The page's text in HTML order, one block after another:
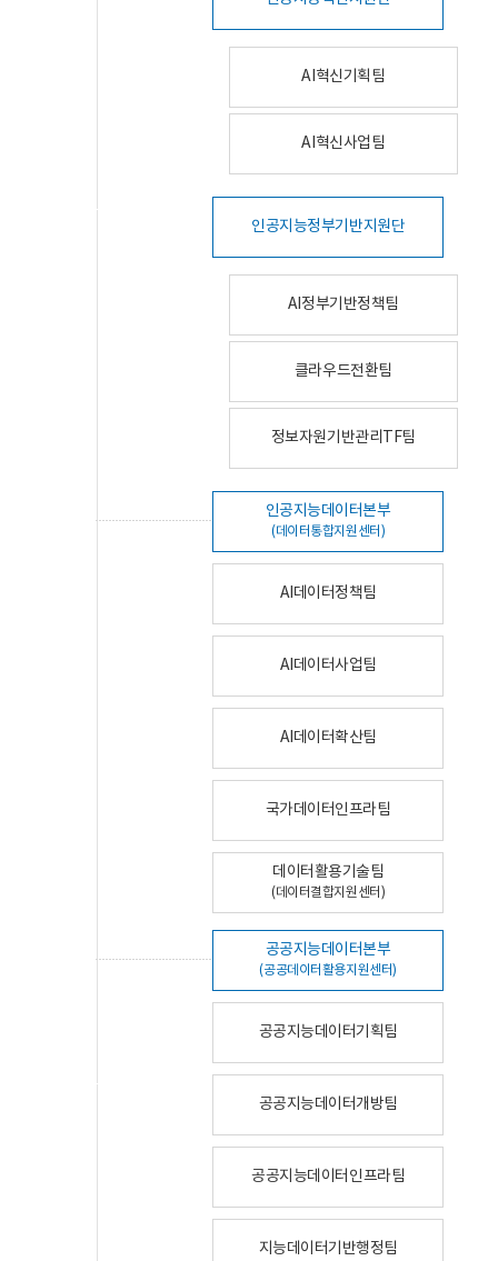
AI혁신기획팀
AI혁신사업팀
인공지능정부기반지원단
AI정부기반정책팀
클라우드전환팀
정보자원기반관리TF팀
인공지능데이터본부
(데이터통합지원센터)
AI데이터정책팀
AI데이터사업팀
AI데이터확산팀
국가데이터인프라팀
데이터활용기술팀
(데이터결합지원센터)
공공지능데이터본부
(공공데이터활용지원센터)
공공지능데이터기획팀
공공지능데이터개방팀
공공지능데이터인프라팀
지능데이터기반행정팀